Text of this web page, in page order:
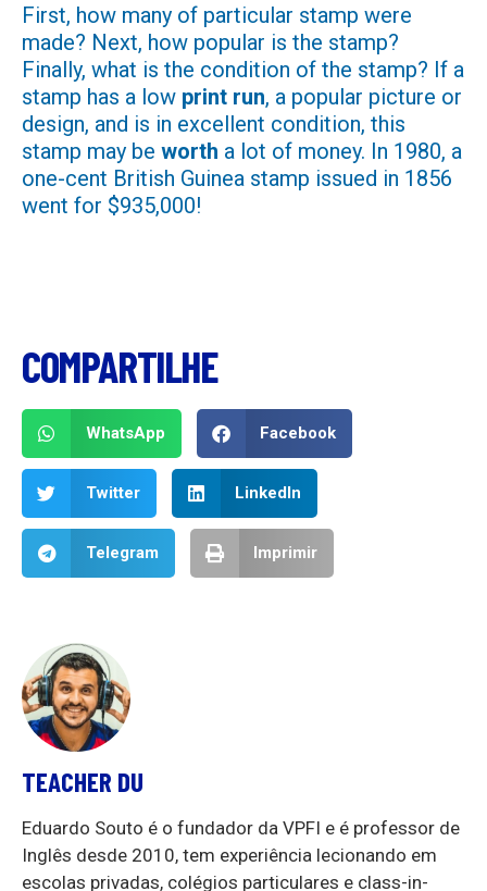
First, how many of particular stamp were
made? Next, how popular is the stamp?
Finally, what is the condition of the stamp? If a
stamp has a low print run, a popular picture or
design, and is in excellent condition, this
stamp may be worth a lot of money. In 1980, a
one-cent British Guinea stamp issued in 1856
went for $935,000!
COMPARTILHE
WhatsApp Facebook
Twitter LinkedIn
Telegram Imprimir
TEACHER DU
Eduardo Souto é o fundador da VPFI e é professor de
Inglês desde 2010, tem experiência lecionando em
escolas privadas, colégios particulares e class-in-